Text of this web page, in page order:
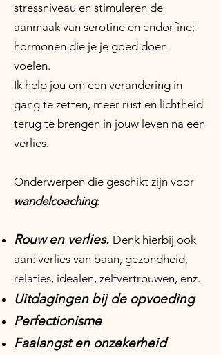
stressniveau en stimuleren de
aanmaak van serotine en endorfine;
hormonen die je je goed doen
voelen.
Ik help jou om een verandering in
gang te zetten, meer rust en lichtheid
terug te brengen in jouw leven na een
verlies.
Onderwerpen die geschikt zijn voor
wandelcoaching:
Rouw en verlies. Denk hierbij ook
aan: verlies van baan, gezondheid,
relaties, idealen, zelfvertrouwen, enz.
Uitdagingen bij de opvoeding
Perfectionisme
Faalangst en onzekerheid